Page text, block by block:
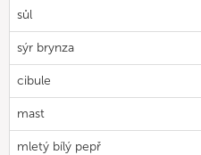
sůl
sýr brynza
cibule
mast
mletý bílý pepř